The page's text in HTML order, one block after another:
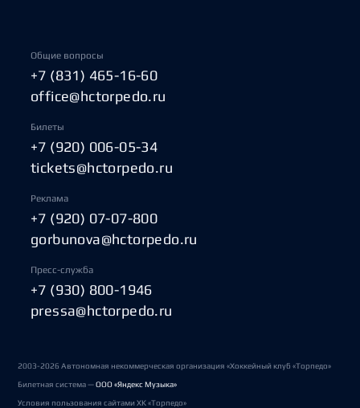
Общие вопросы
+7 (831) 465-16-60
office@hctorpedo.ru
Билеты
+7 (920) 006-05-34
tickets@hctorpedo.ru
Реклама
+7 (920) 07-07-800
gorbunova@hctorpedo.ru
Пресс-служба
+7 (930) 800-1946
pressa@hctorpedo.ru
2003-2026 Автономная некоммерческая организация «Хоккейный клуб «Торпедо»
Билетная система —ООО «Яндекс Музыка»
Условия пользования сайтами ХК «Торпедо»